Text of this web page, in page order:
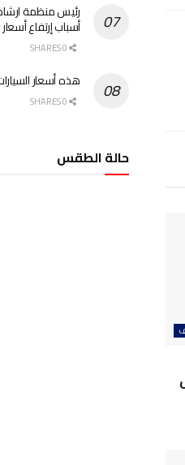
رئيس منظمة
أسباب إرتفاع
هذه أسعار
حالة الطقس